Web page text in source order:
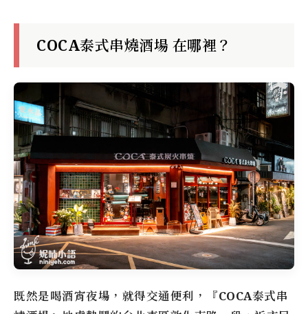
COCA泰式串燒酒場 在哪裡？
既然是喝酒宵夜場，就得交通便利，『COCA泰式串